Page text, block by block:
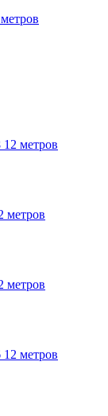
метров
метров
метров
метров